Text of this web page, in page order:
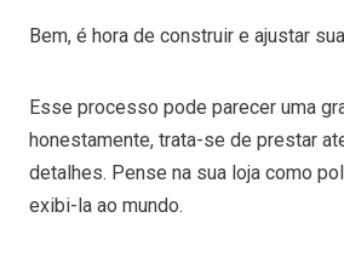
Bem, é hora de construir e ajustar
Esse processo pode parecer uma
honestamente, trata-se de prestar
detalhes. Pense na sua loja como
exibi-la ao mundo.